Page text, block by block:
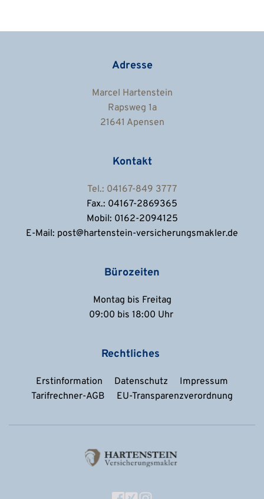
Adresse
Marcel Hartenstein
Rapsweg 1a
21641 Apensen
Kontakt
Tel.: 04167-849 3777
Fax.: 04167-2869365
Mobil: 0162-2094125
E-Mail: post@hartenstein-versicherungsmakler.de
Bürozeiten
Montag bis Freitag
09:00 bis 18:00 Uhr
Rechtliches
Erstinformation Datenschutz
Impressum
Tarifrechner-AGB
EU-Transparenzverordnung